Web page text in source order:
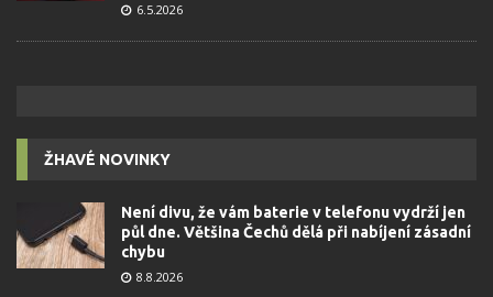
6.5.2026
ŽHAVÉ NOVINKY
Není divu, že vám baterie v telefonu vydrží jen
půl dne. Většina Čechů dělá při nabíjení zásadní
chybu
8.8.2026